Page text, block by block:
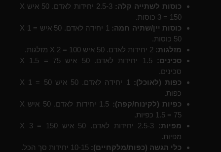
כוסות לשתייה קלה:
2.5-3 יחידות לאדם. 50 איש X
3 = 150 כוסות.
כוסות יין/שתיה חמה:
1 יחידה לאדם. 50 איש X 1 =
50 כוסות.
מזלגות:
סכינים:
1.5 יחידות לאדם. 50 איש X 1.5 = 75
סכינים.
כפות (לאוכל):
1 יחידה לאדם. 50 איש X 1 = 50
כפות.
כפיות (לקינוח/קפה):
1.5 יחידות לאדם. 50 איש X
1.5 = 75 כפיות.
מפיות:
2.5-3 יחידות לאדם. 50 איש X 3 = 150
מפיות.
כלי הגשה (כפות/מלקחיים):